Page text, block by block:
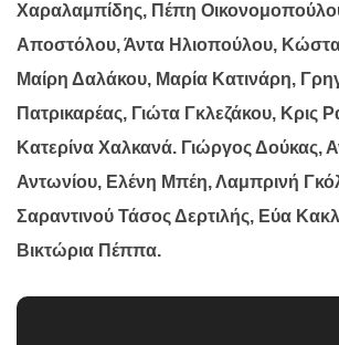
Χαραλαμπίδης, Πέπη
Αποστόλου, Άντα Ηλιοπούλου,
Μαίρη Δαλάκου, Μαρία Κατινάρη,
Πατρικαρέας, Γιώτα Γκλεζάκου, Κρις
Κατερίνα Χαλκανά. Γιώργος Δούκας,
Αντωνίου, Ελένη Μπέη, Λαμπρινή
Σαραντινού Τάσος Δερτιλής, Εύα
Βικτώρια Πέππα.